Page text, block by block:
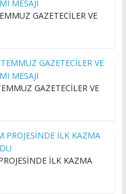
GAZETECİLER VE
GAZETECİLER VE
İLK KAZMA